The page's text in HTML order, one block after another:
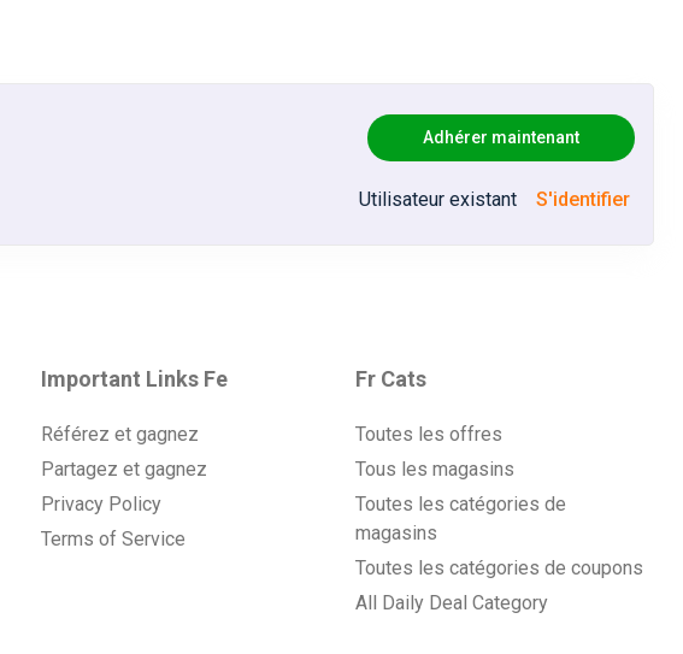
Adhérer maintenant
Utilisateur existant S'identifier
Important Links Fe
Référez et gagnez
Partagez et gagnez
Privacy Policy
Terms of Service
Fr Cats
Toutes les offres
Tous les magasins
Toutes les catégories de
magasins
Toutes les catégories de coupons
All Daily Deal Category